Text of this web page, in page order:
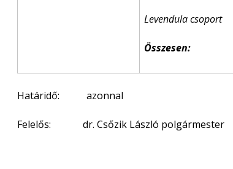
Levendula
Összesen:
Határidő: azonnal
Felelős: dr. Csőzik László polgármester